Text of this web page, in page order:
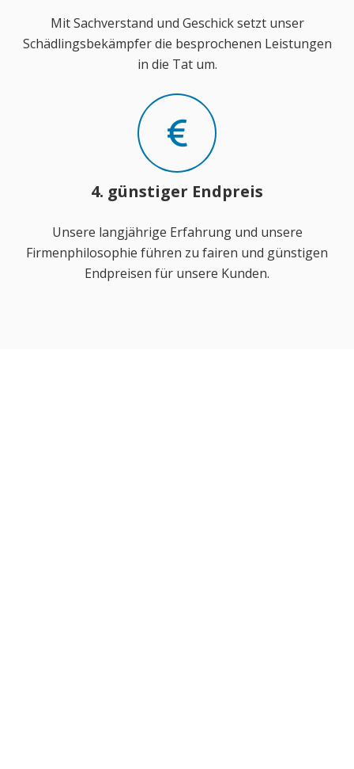
Mit Sachverstand und Geschick setzt unser
Schädlingsbekämpfer die besprochenen Leistungen
in die Tat um.
4. günstiger Endpreis
Unsere langjährige Erfahrung und unsere
Firmenphilosophie führen zu fairen und günstigen
Endpreisen für unsere Kunden.